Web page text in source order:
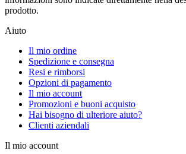
prodotto.
Aiuto
Il mio ordine
Spedizione e consegna
Resi e rimborsi
Opzioni di pagamento
Il mio account
Promozioni e buoni acquisto
Hai bisogno di ulteriore aiuto?
Clienti aziendali
Il mio account